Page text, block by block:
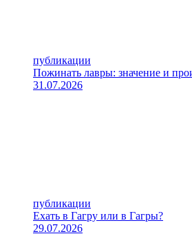
публикации
Пожинать лавры: значение и
31.07.2026
публикации
Ехать в Гагру или в Гагры?
29.07.2026